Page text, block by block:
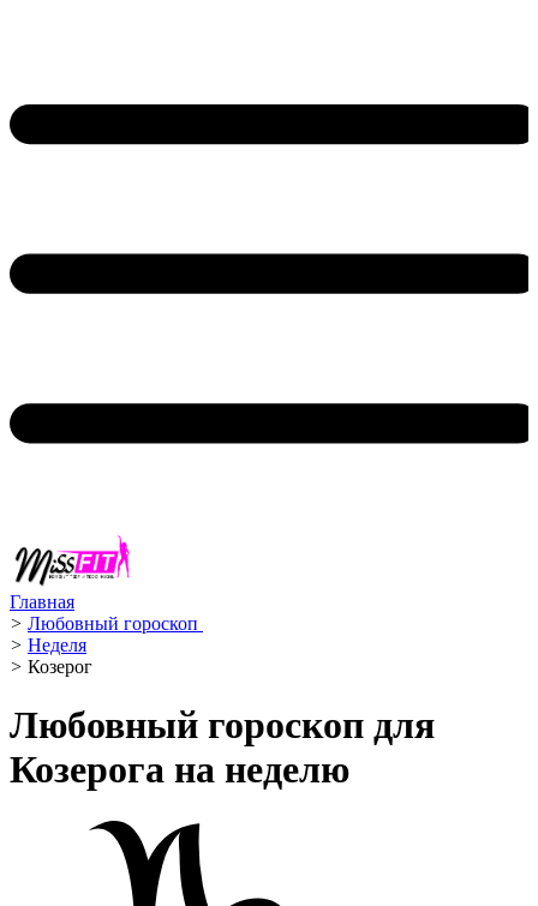
Главная
> Любовный гороскоп ️
> Неделя
> Козерог ️
Любовный гороскоп для
Козерога на неделю